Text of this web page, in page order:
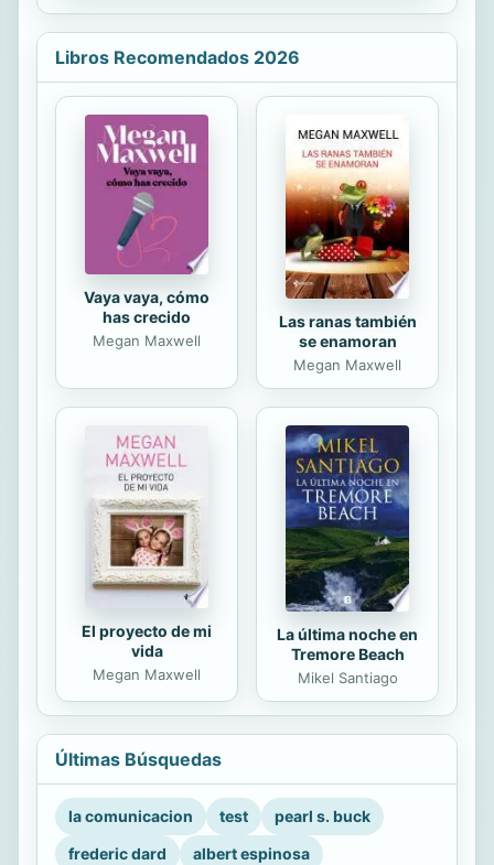
personas alrededor del mundo que
han dicho algo asi: “¿Por qué no vino
alguien antes para decirnos acerca
del evangelio de Cristo? ¿Por qué
nadie nos dijo la verdad que podría
ponernos en libertad? Mi familia
murió y fue al infierno. ¿Por qué
nadie los alcanzó para Cristo, antes
de que fuera demasiado tarde?” Si
solo les habláramos a...
Libros Recomendados 2026
Vaya vaya, cómo
has crecido
Megan Maxwell
Las ranas también
se enamoran
Megan Maxwell
El proyecto de mi
vida
Megan Maxwell
La última noche en
Tremore Beach
Mikel Santiago
Últimas Búsquedas
la comunicacion test
pearl s. buck
frederic dard
albert espinosa